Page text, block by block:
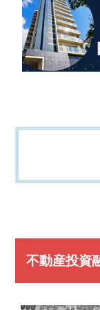
マ
ネ
ジ
メ
お
さ
様々
不動産投資